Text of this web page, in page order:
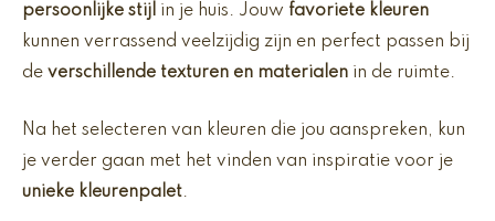
persoonlijke stijl in je huis. Jouw favoriete kleuren
kunnen verrassend veelzijdig zijn en perfect passen bij
de verschillende texturen en materialen in de ruimte.
Na het selecteren van kleuren die jou aanspreken, kun
je verder gaan met het vinden van inspiratie voor je
unieke kleurenpalet.